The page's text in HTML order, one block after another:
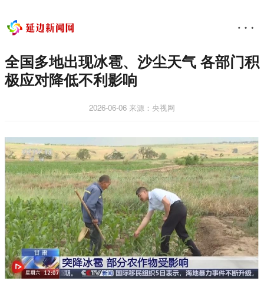
全国多地出现冰雹、沙尘天气 各部门积
极应对降低不利影响
2026-06-06 来源：央视网